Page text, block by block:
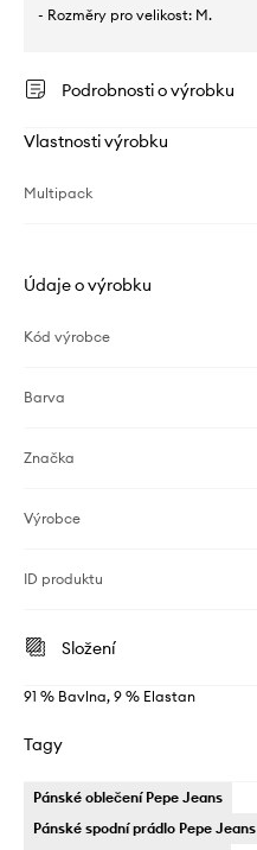
- Rozměry pro velikost: M.
Podrobnosti o výrobku
Vlastnosti výrobku
Multipack
Údaje o výrobku
Kód výrobce
Barva
Značka
Výrobce
ID produktu
Složení
91 % Bavlna, 9 % Elastan
Tagy
Pánské oblečení Pepe Jeans
Pánské spodní prádlo Pepe Jeans